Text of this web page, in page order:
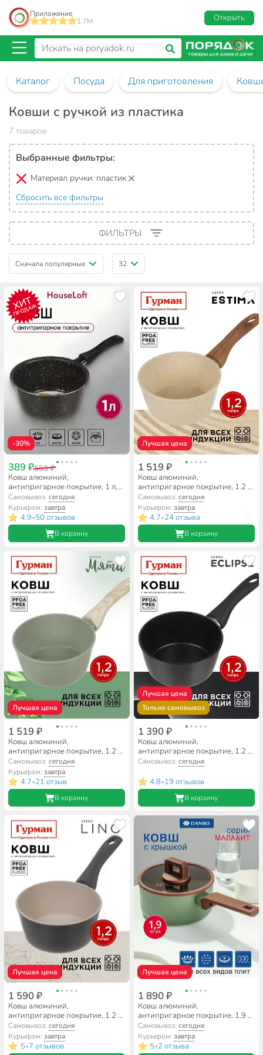
Приложение
1.7M
Открыть
Каталог Посуда Для приготовления
Ковши с ручкой из пластика
7 товаров
Выбранные фильтры:
Материал ручки: пластик
Сбросить все фильтры
ФИЛЬТРЫ
Сначала популярные 32
ХИТ
ПРОДАЖ
-30%
389 ₽559 ₽
Ковш алюминий,
антипригарное покрытие, 1 л,
пластиковая ручка, HouseLoft,
HL68116, черный гранит
Самовывоз:сегодня
Курьером:завтра
4.9•50 отзывов
В корзину
Лучшая цена
1 519 ₽
Ковш алюминий,
антипригарное покрытие, 1.2 л,
пластиковая ручка, Гурман,
Estima, ГМкш161 ЭБИ, бежевый
Самовывоз: сегодня
Курьером: завтра
4.7•24 отзыва
В корзину
Лучшая цена
1 519 ₽
Ковш алюминий,
антипригарное покрытие, 1.2 л,
пластиковая ручка, Гурман,
Мята, ГМкш161МЛ
Самовывоз:сегодня
Курьером:завтра
4.7•21 отзыв
В корзину
Лучшая цена
Только самовывоз
1 390 ₽
Ковш алюминий,
антипригарное покрытие, 1.2 л,
пластиковая ручка, Гурман,
Eclipse, ГМкш161ЭКИ
Самовывоз: сегодня
4.8•19 отзывов
В корзину
Лучшая цена
1 590 ₽
Ковш алюминий,
антипригарное покрытие, 1.2 л,
пластиковая ручка, Гурман,
Lino, ГМкш161ЛИ
Самовывоз:сегодня
Курьером:завтра
5•7 отзывов
Лучшая цена
1 890 ₽
Ковш алюминий,
антипригарное покрытие, 1.9 л,
крышка стекло, пластиковая
ручка, индукция, Daniks,
Malachite, Y4-11690
Самовывоз: сегодня
Курьером: завтра
5•2 отзыва